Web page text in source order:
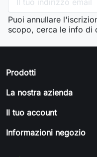
Puoi annullare
scopo, cerca le info di
Prodotti
La nostra azienda
Il tuo account
Informazioni negozio